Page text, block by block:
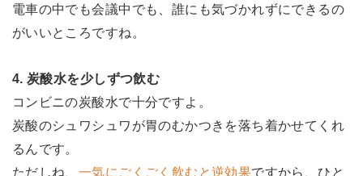
電車の中でも会議中でも、誰にも気づかれずにできるの
がいいところですね。
4. 炭酸水を少しずつ飲む
コンビニの炭酸水で十分ですよ。
炭酸のシュワシュワが胃のむかつきを落ち着かせてくれ
るんです。
ただしね、 一気にごくごく飲むと逆効果ですから、ひと